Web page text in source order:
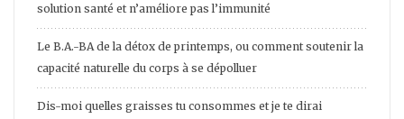
solution santé et n’améliore pas l’immunité
Le B.A.-BA de la détox de printemps, ou comment soutenir la
capacité naturelle du corps à se dépolluer
Dis-moi quelles graisses tu consommes et je te dirai